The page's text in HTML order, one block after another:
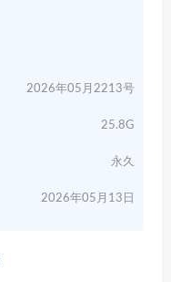
2026年05月2213号
25.8G
永久
2026年05月13日